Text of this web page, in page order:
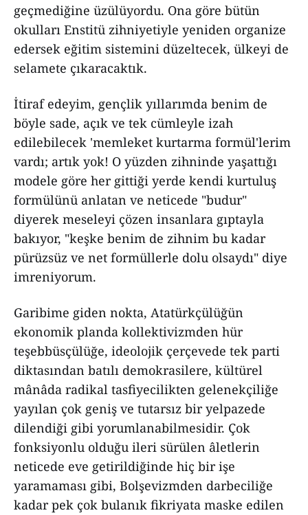
geçmediğine üzülüyordu. Ona göre bütün
okulları Enstitü zihniyetiyle yeniden organize
edersek eğitim sistemini düzeltecek, ülkeyi de
selamete çıkaracaktık.
İtiraf edeyim, gençlik yıllarımda benim de
böyle sade, açık ve tek cümleyle izah
edilebilecek 'memleket kurtarma formül'lerim
vardı; artık yok! O yüzden zihninde yaşattığı
modele göre her gittiği yerde kendi kurtuluş
formülünü anlatan ve neticede "budur"
diyerek meseleyi çözen insanlara gıptayla
bakıyor, "keşke benim de zihnim bu kadar
pürüzsüz ve net formüllerle dolu olsaydı" diye
imreniyorum.
Garibime giden nokta, Atatürkçülüğün
ekonomik planda kollektivizmden hür
teşebbüsçülüğe, ideolojik çerçevede tek parti
diktasından batılı demokrasilere, kültürel
mânâda radikal tasfiyecilikten gelenekçiliğe
yayılan çok geniş ve tutarsız bir yelpazede
dilendiği gibi yorumlanabilmesidir. Çok
fonksiyonlu olduğu ileri sürülen âletlerin
neticede eve getirildiğinde hiç bir işe
yaramaması gibi, Bolşevizmden darbeciliğe
kadar pek çok bulanık fikriyata maske edilen